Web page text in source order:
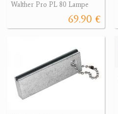
Walther Pro PL 80 Lampe
69.90 €